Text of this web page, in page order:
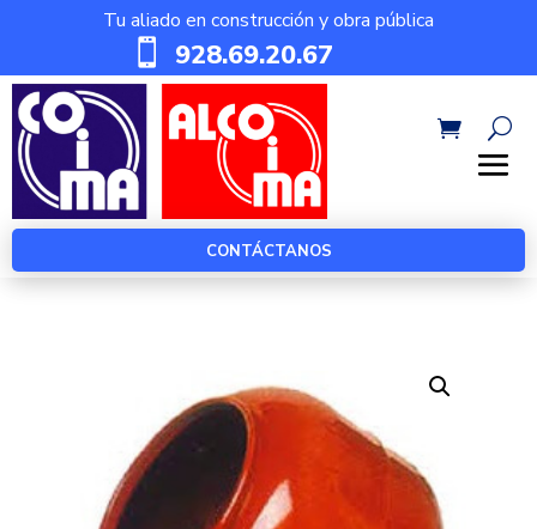
Tu aliado en construcción y obra pública
 928.69.20.67
CONTÁCTANOS